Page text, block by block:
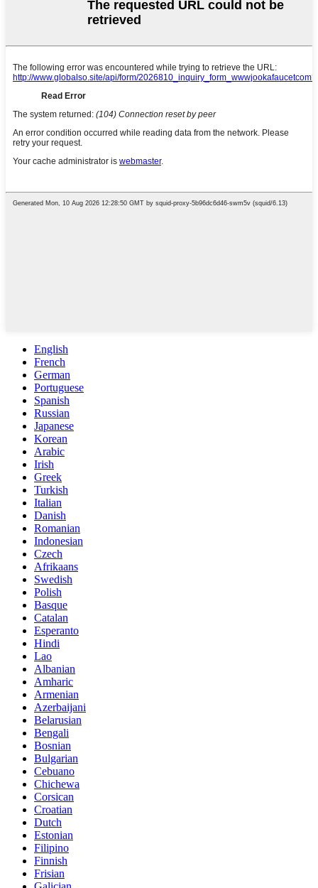
English
French
German
Portuguese
Spanish
Russian
Japanese
Korean
Arabic
Irish
Greek
Turkish
Italian
Danish
Romanian
Indonesian
Czech
Afrikaans
Swedish
Polish
Basque
Catalan
Esperanto
Hindi
Lao
Albanian
Amharic
Armenian
Azerbaijani
Belarusian
Bengali
Bosnian
Bulgarian
Cebuano
Chichewa
Corsican
Croatian
Dutch
Estonian
Filipino
Finnish
Frisian